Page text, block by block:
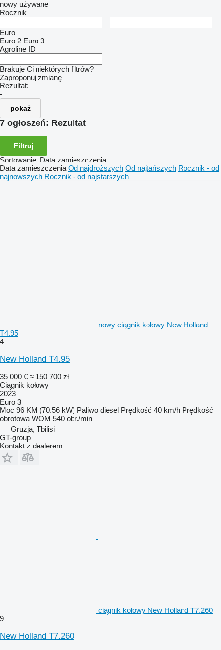
nowy używane
Rocznik
–
Euro
Euro 2 Euro 3
Agroline ID
Brakuje Ci niektórych filtrów?
Zaproponuj zmianę
Rezultat:
-
pokaż
7 ogłoszeń: Rezultat
Filtruj
Sortowanie: Data zamieszczenia
Data zamieszczenia Od najdroższych Od najtańszych Rocznik - od
najnowszych Rocznik - od najstarszych
nowy ciągnik kołowy New Holland
T4.95
4
New Holland T4.95
35 000 € ≈ 150 700 zł
Ciągnik kołowy
2023
Euro 3
Moc 96 KM (70.56 kW) Paliwo diesel Prędkość 40 km/h Prędkość
obrotowa WOM 540 obr./min
Gruzja, Tbilisi
GT-group
Kontakt z dealerem
ciągnik kołowy New Holland T7.260
9
New Holland T7.260